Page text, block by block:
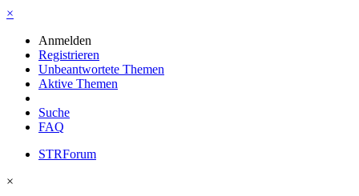
×
Anmelden
Registrieren
Unbeantwortete Themen
Aktive Themen
Suche
FAQ
STRForum
×